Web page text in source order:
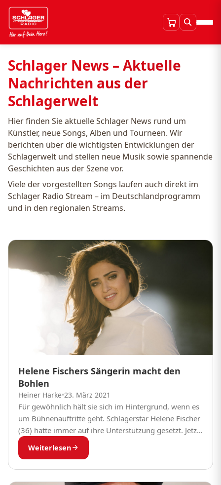
Schlager News – Aktuelle
Nachrichten aus der
Schlagerwelt
Hier finden Sie aktuelle Schlager News rund um
Künstler, neue Songs, Alben und Tourneen. Wir
berichten über die wichtigsten Entwicklungen der
Schlagerwelt und stellen neue Musik sowie spannende
Geschichten aus der Szene vor.
Viele der vorgestellten Songs laufen auch direkt im
Schlager Radio Stream – im Deutschlandprogramm
und in den regionalen Streams.
Helene Fischers Sängerin macht den
Bohlen
Heiner Harke•23. März 2021
Für gewöhnlich hält sie sich im Hintergrund, wenn es
um Bühnenauftritte geht. Schlagerstar Helene Fischer
(36) hatte immer auf ihre Unterstützung gesetzt. Jetzt
schlägt Background-Sängerin Maria Voskania einen
anderen Weg...
Weiterlesen